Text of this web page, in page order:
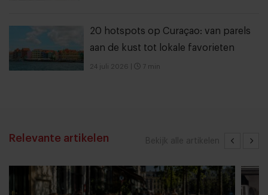
20 hotspots op Curaçao: van parels
aan de kust tot lokale favorieten
24 juli 2026 7 min
Bekijk alle artikelen
Relevante artikelen